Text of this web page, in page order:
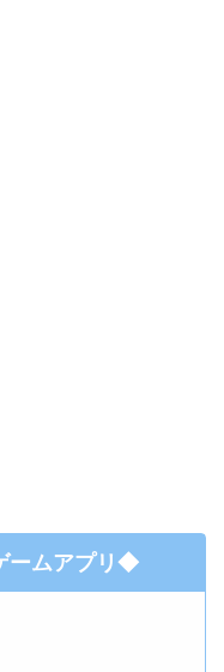
ームアプリ◆